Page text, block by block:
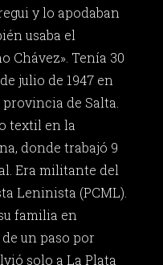
y lo apodaban
usaba el
Chávez». Tenía 30
julio de 1947 en
provincia de Salta.
textil en la
donde trabajó 9
Era militante del
Leninista (PCML).
familia en
un paso por
solo a La Plata